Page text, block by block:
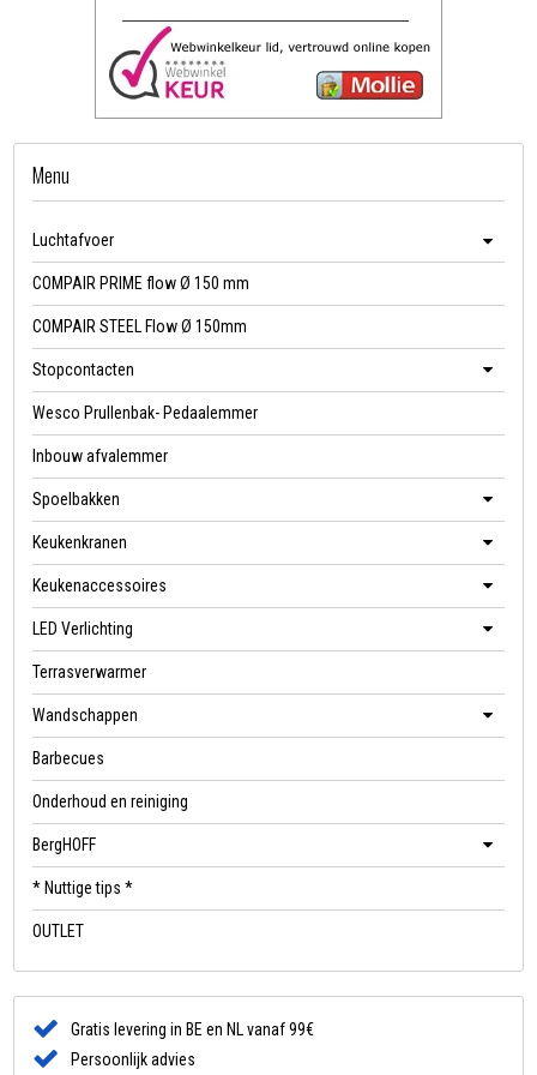
Menu
Luchtafvoer
COMPAIR PRIME flow Ø 150 mm
COMPAIR STEEL Flow Ø 150mm
Stopcontacten
Wesco Prullenbak- Pedaalemmer
Inbouw afvalemmer
Spoelbakken
Keukenkranen
Keukenaccessoires
LED Verlichting
Terrasverwarmer
Wandschappen
Barbecues
Onderhoud en reiniging
BergHOFF
* Nuttige tips *
OUTLET
Gratis levering in BE en NL vanaf 99€
Persoonlijk advies